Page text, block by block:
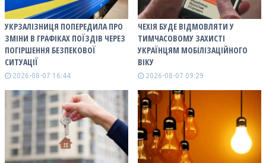
УКРЗАЛІЗНИЦЯ ПОПЕРЕДИЛА ПРО
ЗМІНИ В ГРАФІКАХ ПОЇЗДІВ ЧЕРЕЗ
ПОГІРШЕННЯ БЕЗПЕКОВОЇ
СИТУАЦІЇ
2026-08-07 16:44
ЧЕХІЯ БУДЕ ВІДМОВЛЯТИ У
ТИМЧАСОВОМУ ЗАХИСТІ
УКРАЇНЦЯМ МОБІЛІЗАЦІЙНОГО
ВІКУ
2026-08-07 09:29